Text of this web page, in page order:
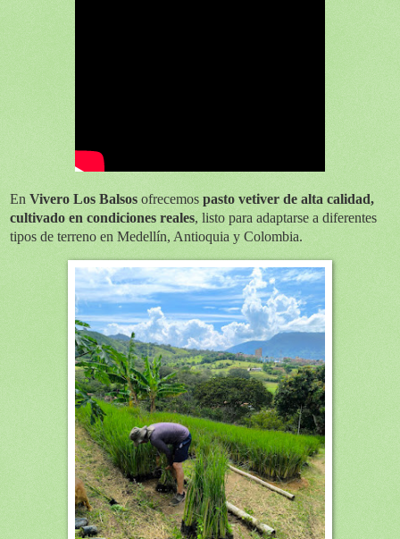
En Vivero Los Balsos ofrecemos pasto vetiver de alta calidad,
cultivado en condiciones reales, listo para adaptarse a diferentes
tipos de terreno en Medellín, Antioquia y Colombia.